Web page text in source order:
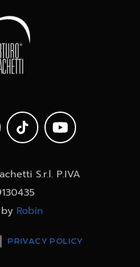
S.r.l. P.IVA
Robin
PRIVACY POLICY